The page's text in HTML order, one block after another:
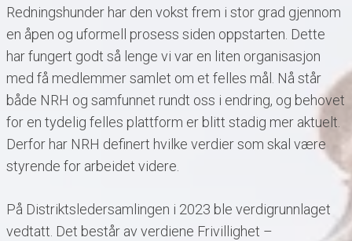
Redningshunder har den vokst frem i stor grad gjennom
en åpen og uformell prosess siden oppstarten. Dette
har fungert godt så lenge vi var en liten organisasjon
med få medlemmer samlet om et felles mål. Nå står
både NRH og samfunnet rundt oss i endring, og behovet
for en tydelig felles plattform er blitt stadig mer aktuelt.
Derfor har NRH definert hvilke verdier som skal være
styrende for arbeidet videre.
På Distriktsledersamlingen i 2023 ble verdigrunnlaget
vedtatt. Det består av verdiene Frivillighet –